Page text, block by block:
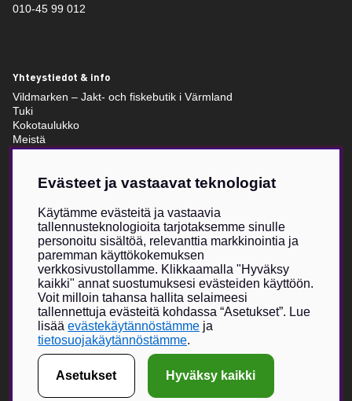
010-45 99 012
Yhteystiedot & info
Vildmarken – Jakt- och fiskebutik i Värmland
Tuki
Kokotaulukko
Meistä
Villkor & info
Vildmarkenin itse kehittämä tuotevalikoima on kasvanut viime
vuosien aikana, ja nyt Vildmarken Brand Store -visio toteutuu –
ainutlaatuisesti suunniteltu myymälä, jossa painopiste on
uniikeissa tuotteissa. Vildmarken on jo vuodesta 2015 lähtien
tarjonnut lukijoilleen ja seuraajilleen mahdollisuuden tilata
vaatteita, lippiksiä ja muita asusteita.
Verkkokauppa on kasvanut erittäin suosituksi, ja fyysisen
myymälän myötä toivomme voivamme tarjota entistä suuremman
elämyksen yhdessä valikoitujen metsästykseen ja ulkoiluun
keskittyvien brändikumppaneiden kanssa.
Evästeet ja vastaavat teknologiat
Käytämme evästeitä ja vastaavia
tallennusteknologioita tarjotaksemme sinulle
personoitu sisältöä, relevanttia markkinointia ja
paremman käyttökokemuksen
verkkosivustollamme. Klikkaamalla "Hyväksy
kaikki" annat suostumuksesi evästeiden käyttöön.
Voit milloin tahansa hallita selaimeesi
tallennettuja evästeitä kohdassa “Asetukset”. Lue
lisää evästekäytännöstämme ja
tietosuojakäytännöstämme.
Asetukset Hyväksy kaikki